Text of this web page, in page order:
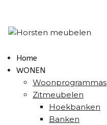
Home
WONEN
Woonprogrammas
Zitmeubelen
Hoekbanken
Banken